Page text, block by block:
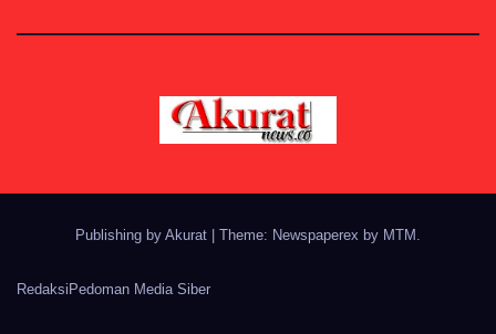
Publishing by Akurat Theme: Newspaperex by MTM .
RedaksiPedoman Media Siber